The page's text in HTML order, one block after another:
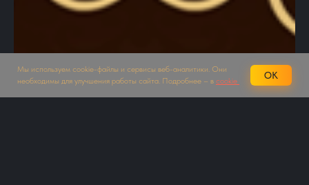
Мы используем cookie-файлы и сервисы веб-аналитики. Они
необходимы для улучшения работы сайта. Подробнее – в cookie
OK